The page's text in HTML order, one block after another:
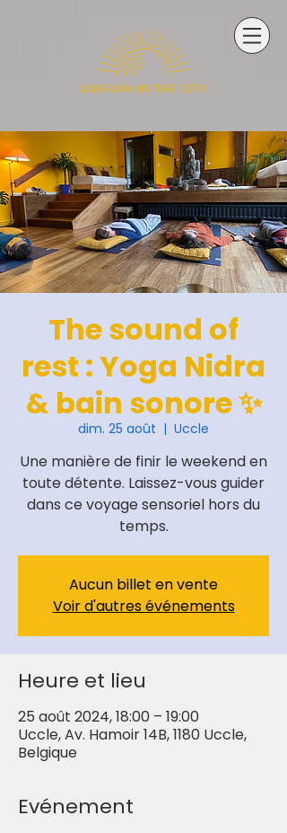
The sound of
rest : Yoga Nidra
& bain sonore ✨
dim. 25 août
  |
Uccle
Une manière de finir le weekend en
toute détente. Laissez-vous guider
dans ce voyage sensoriel hors du
temps.
Aucun billet en vente
Voir d'autres événements
Heure et lieu
25 août 2024, 18:00 – 19:00
Uccle, Av. Hamoir 14B, 1180 Uccle,
Belgique
Evénement